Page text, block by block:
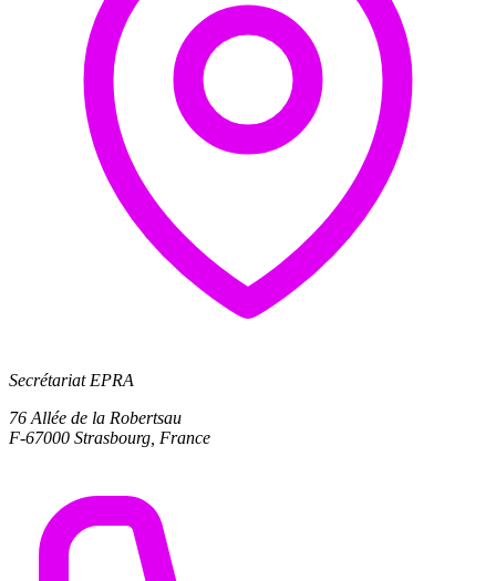
Secrétariat EPRA
76 Allée de la Robertsau
F-67000 Strasbourg, France